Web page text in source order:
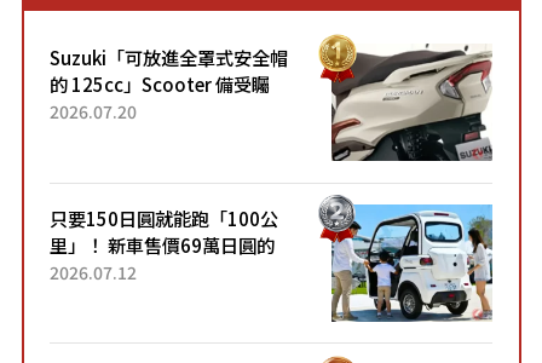
Suzuki「可放進全罩式安全帽
的 125cc」Scooter 備受矚
目！採用全新流線設計與各項
2026.07.20
只要150日圓就能跑「100公
里」！ 新車售價69萬日圓的
「3人座」Trike大受歡迎！ 順
2026.07.12